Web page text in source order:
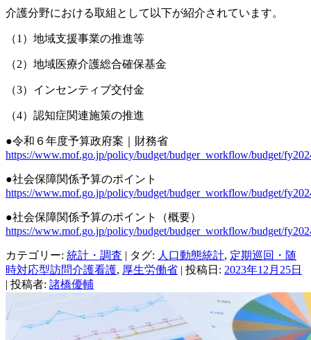
介護分野における取組として以下が紹介されています。
（1）地域支援事業の推進等
（2）地域医療介護総合確保基金
（3）インセンティブ交付金
（4）認知症関連施策の推進
●令和６年度予算政府案｜財務省
https://www.mof.go.jp/policy/budget/budger_workflow/budget/
●社会保障関係予算のポイント
https://www.mof.go.jp/policy/budget/budger_workflow/budget/
●社会保障関係予算のポイント（概要）
https://www.mof.go.jp/policy/budget/budger_workflow/budget/
カテゴリー: 統計・調査 | タグ: 人口動態統計, 定期巡回・随
時対応型訪問介護看護, 厚生労働省 | 投稿日: 2023年12月25日
| 投稿者: 諸橋優輔